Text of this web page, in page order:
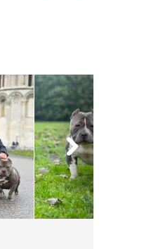
Rasse ebenso
Erbe
denselben